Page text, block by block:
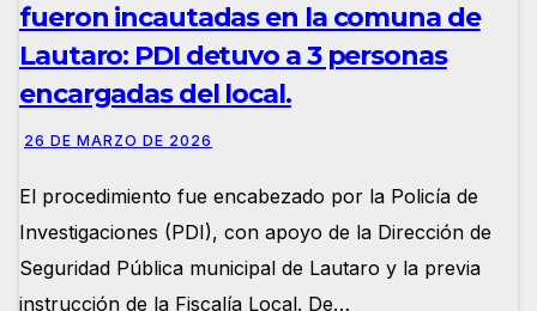
fueron incautadas en la comuna de
Lautaro: PDI detuvo a 3 personas
encargadas del local.
26 DE MARZO DE 2026
El procedimiento fue encabezado por la Policía de
Investigaciones (PDI), con apoyo de la Dirección de
Seguridad Pública municipal de Lautaro y la previa
instrucción de la Fiscalía Local. De…